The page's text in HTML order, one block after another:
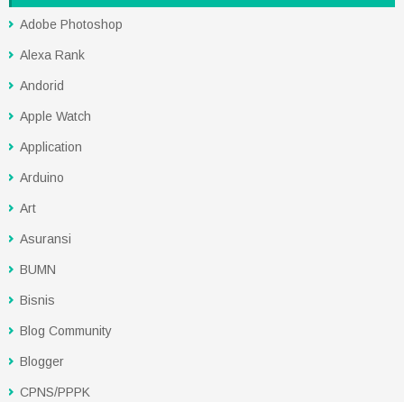
Adobe Photoshop
Alexa Rank
Andorid
Apple Watch
Application
Arduino
Art
Asuransi
BUMN
Bisnis
Blog Community
Blogger
CPNS/PPPK